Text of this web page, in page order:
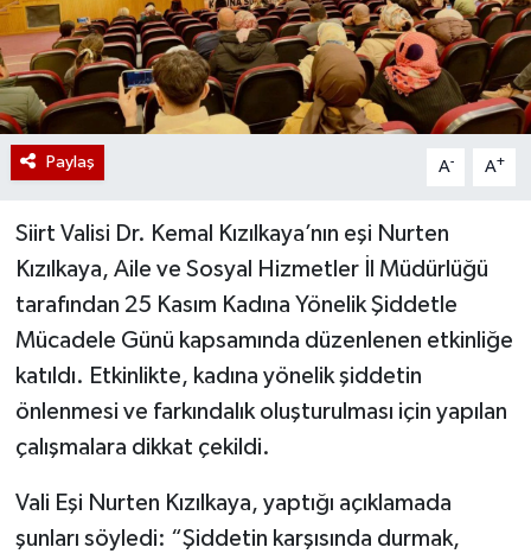
Paylaş A- A+
Siirt Valisi Dr. Kemal Kızılkaya’nın eşi Nurten
Kızılkaya, Aile ve Sosyal Hizmetler İl Müdürlüğü
tarafından 25 Kasım Kadına Yönelik Şiddetle
Mücadele Günü kapsamında düzenlenen etkinliğe
katıldı. Etkinlikte, kadına yönelik şiddetin
önlenmesi ve farkındalık oluşturulması için yapılan
çalışmalara dikkat çekildi.
Vali Eşi Nurten Kızılkaya, yaptığı açıklamada
şunları söyledi: “Şiddetin karşısında durmak,